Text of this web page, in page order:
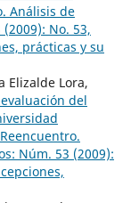
Análisis de
No. 53,
prácticas y su
Elizalde Lora,
del
Reencuentro.
Núm. 53 (2009):